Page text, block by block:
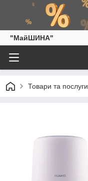
"МайШИНА"
Товари та послуги